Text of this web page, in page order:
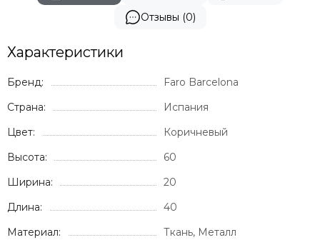
Отзывы (0)
Характеристики
Бренд:
Faro Barcelona
Страна:
Испания
Цвет:
Коричневый
Высота:
60
Ширина:
20
Длина:
40
Материал:
Ткань, Металл